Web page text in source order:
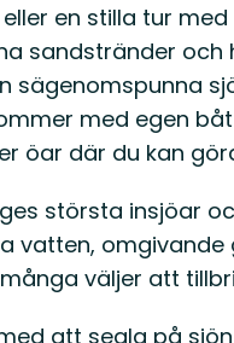
en stilla tur
sandstränder
sägenomspunna
med egen
öar där du kan
största insjöar
vatten,
väljer att
att segla på